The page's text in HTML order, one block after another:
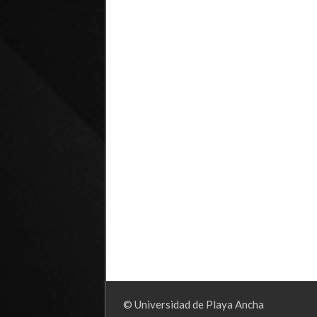
© Universidad de Playa Ancha